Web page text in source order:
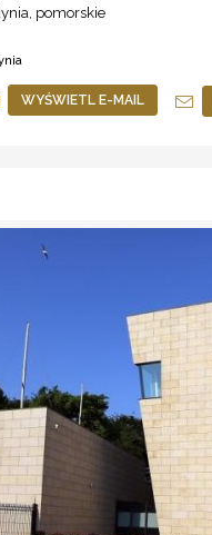
, pomorskie
WYŚWIETL E-MAIL